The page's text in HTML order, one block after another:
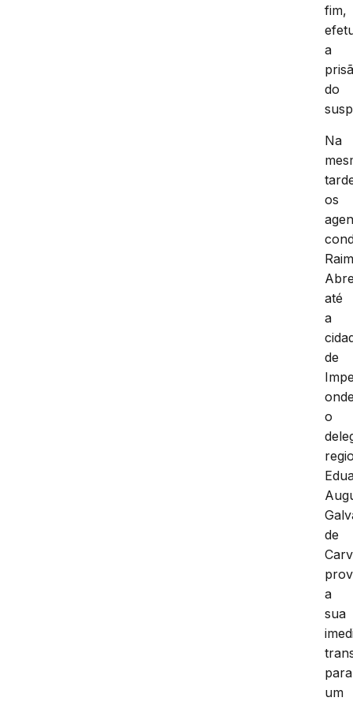
fim,
a
do
Na
os
até
a
de
o
de
a
sua
para
um